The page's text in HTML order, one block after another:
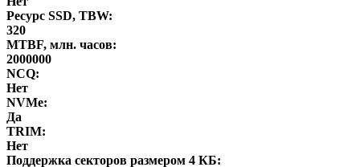
Ресурс SSD, TBW:
320
MTBF, млн. часов:
2000000
NCQ:
Нет
NVMe:
Да
TRIM:
Нет
Поддержка секторов размером 4 КБ: